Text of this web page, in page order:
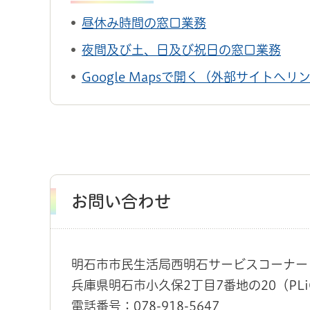
昼休み時間の窓口業務
夜間及び土、日及び祝日の窓口業務
Google Mapsで開く（外部サイトへリン
お問い合わせ
明石市市民生活局西明石サービスコーナー
兵庫県明石市小久保2丁目7番地の20（
電話番号：078-918-5647